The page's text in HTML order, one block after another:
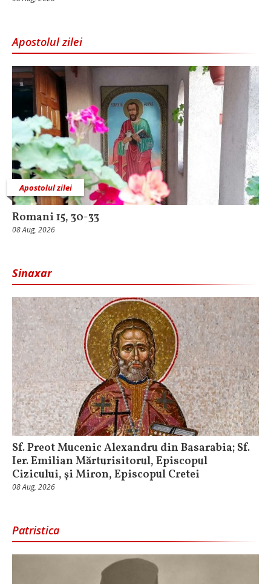
Apostolul zilei
Apostolul zilei
Romani 15, 30-33
08 Aug, 2026
Sinaxar
Sf. Preot Mucenic Alexandru din Basarabia; Sf.
Ier. Emilian Mărturisitorul, Episcopul
Cizicului, şi Miron, Episcopul Cretei
08 Aug, 2026
Patristica